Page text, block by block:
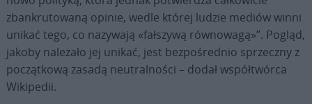
zbankrutowaną opinie, wedle której ludzie mediów winni
unikać tego, co nazywają «fałszywą równowagą»”. Pogląd,
jakoby należało jej unikać, jest bezpośrednio sprzeczny z
początkową zasadą neutralności – dodał współtwórca
Wikipedii.